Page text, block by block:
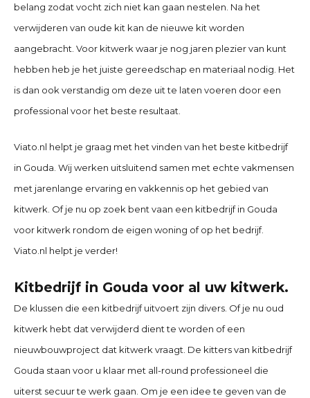
belang zodat vocht zich niet kan gaan nestelen. Na het
verwijderen van oude kit kan de nieuwe kit worden
aangebracht. Voor kitwerk waar je nog jaren plezier van kunt
hebben heb je het juiste gereedschap en materiaal nodig. Het
is dan ook verstandig om deze uit te laten voeren door een
professional voor het beste resultaat.
Viato.nl helpt je graag met het vinden van het beste kitbedrijf
in Gouda. Wij werken uitsluitend samen met echte vakmensen
met jarenlange ervaring en vakkennis op het gebied van
kitwerk. Of je nu op zoek bent vaan een kitbedrijf in Gouda
voor kitwerk rondom de eigen woning of op het bedrijf.
Viato.nl helpt je verder!
Kitbedrijf in Gouda voor al uw kitwerk.
De klussen die een kitbedrijf uitvoert zijn divers. Of je nu oud
kitwerk hebt dat verwijderd dient te worden of een
nieuwbouwproject dat kitwerk vraagt. De kitters van kitbedrijf
Gouda staan voor u klaar met all-round professioneel die
uiterst secuur te werk gaan. Om je een idee te geven van de